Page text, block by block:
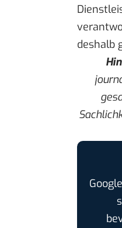
deshalb